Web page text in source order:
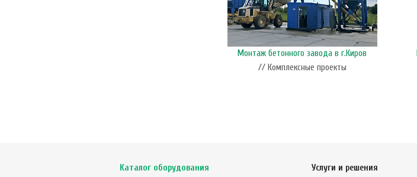
Монтаж бетонного завода в г.Киров
// Комплексные проекты
Каталог оборудования Услуги и решения